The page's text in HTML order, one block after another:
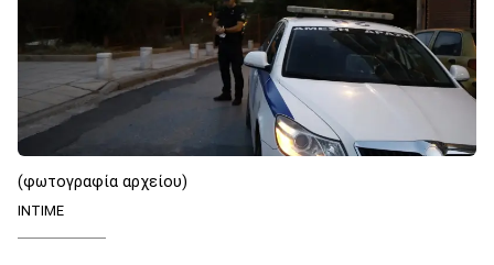
(φωτογραφία αρχείου)
INTIME